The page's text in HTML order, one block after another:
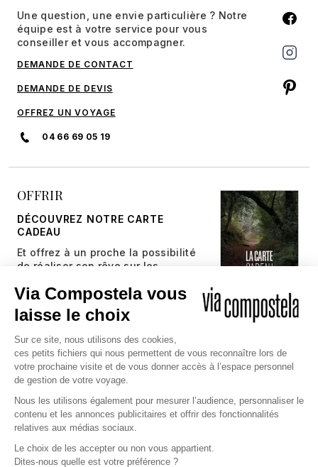
Une question, une envie particulière ? Notre
équipe est à votre service pour vous
conseiller et vous accompagner.
DEMANDE DE CONTACT
DEMANDE DE DEVIS
OFFREZ UN VOYAGE
04 66 69 05 19
OFFRIR
DÉCOUVREZ NOTRE CARTE
CADEAU
Et offrez à un proche la possibilité
de réaliser son rêve sur les
JE DÉCOUVRE
Copyright © 2026 Via Compostela
Politique de confidentialité et gestion des cookies